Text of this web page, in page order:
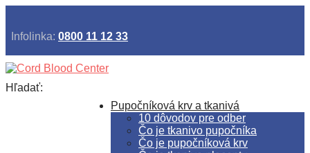
Infolinka: 0800 11 12 33
Pupočníková krv a tkanivá
10 dôvodov pre odber
Čo je tkanivo pupočníka
Čo je pupočníková krv
Hľadať: